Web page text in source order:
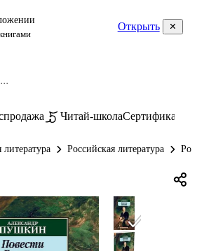
Открыть
Читай-школаСертификаты
Российская литература